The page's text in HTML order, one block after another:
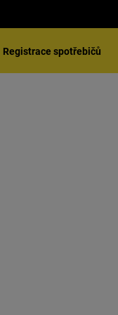
Registrace spotřebičů